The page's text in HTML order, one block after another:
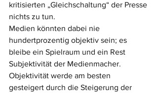
kritisierten „Gleichschaltung“ der Presse
nichts zu tun.
Medien könnten dabei nie
hundertprozentig objektiv sein; es
bleibe ein Spielraum und ein Rest
Subjektivität der Medienmacher.
Objektivität werde am besten
gesteigert durch die Steigerung der